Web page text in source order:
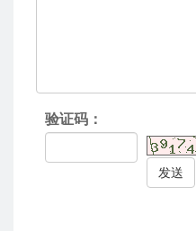
验证码：
发送